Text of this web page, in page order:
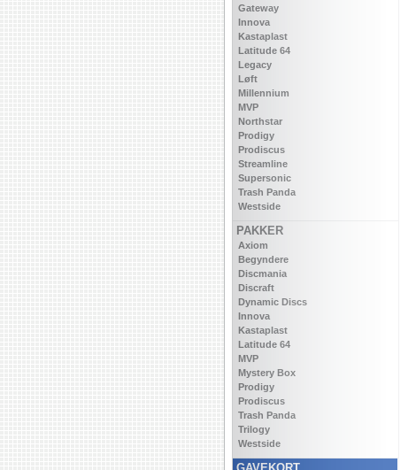
Gateway
Innova
Kastaplast
Latitude 64
Legacy
Løft
Millennium
MVP
Northstar
Prodigy
Prodiscus
Streamline
Supersonic
Trash Panda
Westside
PAKKER
Axiom
Begyndere
Discmania
Discraft
Dynamic Discs
Innova
Kastaplast
Latitude 64
MVP
Mystery Box
Prodigy
Prodiscus
Trash Panda
Trilogy
Westside